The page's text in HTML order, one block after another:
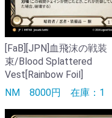
[FaB][JPN]血飛沫の戦装
束/Blood Splattered
Vest[Rainbow Foil]
NM 8000円 在庫：1